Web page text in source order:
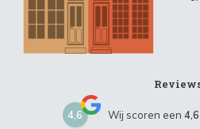
4,6 Wij scoren een 4,6